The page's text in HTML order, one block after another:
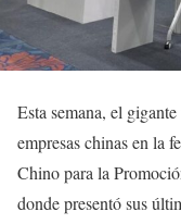
Esta semana, el
empresas chinas en la
Chino para la
donde presentó sus